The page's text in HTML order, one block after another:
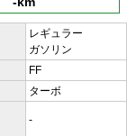
レギュラー
ガソリン
FF
ターボ
-